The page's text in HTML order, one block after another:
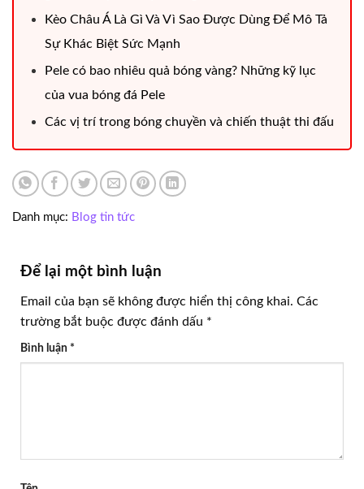
Kèo Châu Á Là Gì Và Vì Sao Được Dùng Để Mô Tả
Sự Khác Biệt Sức Mạnh
Pele có bao nhiêu quả bóng vàng​? Những kỹ lục
của vua bóng đá Pele
Các vị trí trong bóng chuyền và chiến thuật thi đấu
Danh mục: Blog tin tức
Để lại một bình luận
Email của bạn sẽ không được hiển thị công khai. Các
trường bắt buộc được đánh dấu *
Bình luận *